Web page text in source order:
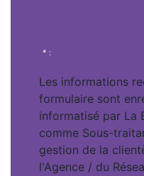
* :
Les informations
formulaire sont
informatisé par La
comme Sous-
gestion de la
l'Agence / du